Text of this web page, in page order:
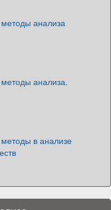
анализа
анализа.
в анализе